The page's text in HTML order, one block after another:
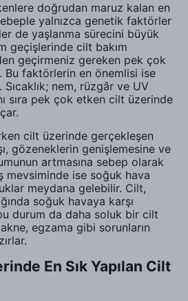
doğrudan maruz kalan en
yalnızca genetik faktörler
de yaşlanma sürecini büyük
geçişlerinde cilt bakım
geçirmeniz gereken pek çok
Bu faktörlerin en önemlisi ise
Sıcaklık; nem, rüzgâr ve UV
sıra pek çok etken cilt üzerinde
cilt üzerinde gerçekleşen
gözeneklerin genişlemesine ve
artmasına sebep olarak
mevsiminde ise soğuk hava
meydana gelebilir. Cilt,
soğuk havaya karşı
durum da daha soluk bir cilt
egzama gibi sorunların
En Sık Yapılan Cilt